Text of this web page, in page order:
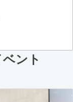
ント